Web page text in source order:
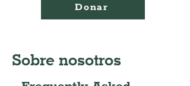
Donar
Sobre nosotros